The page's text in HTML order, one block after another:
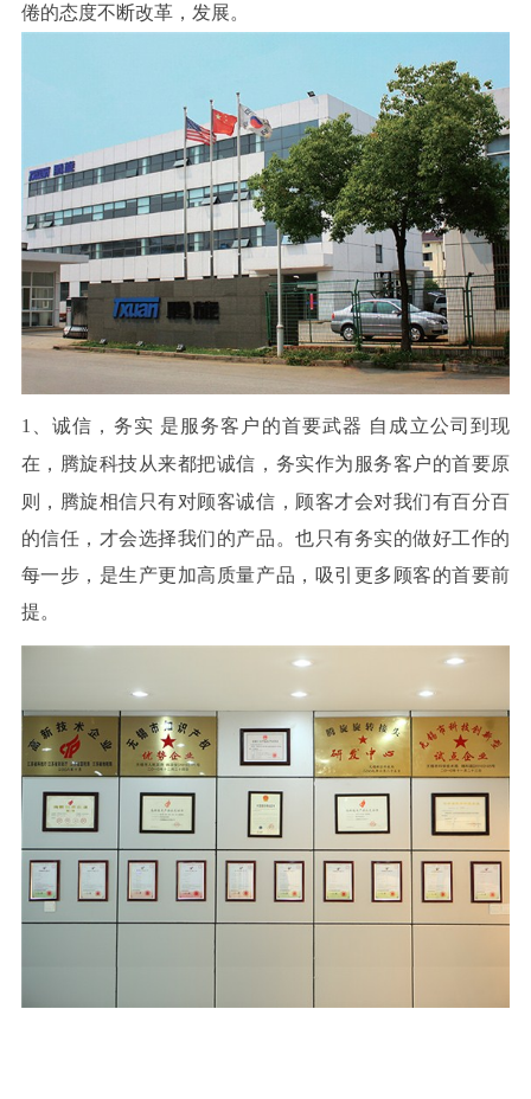
倦的态度不断改革，发展。
1
、诚信，务实 是服务客户的首要武器 自成立公司到现
在，腾旋科技从来都把诚信， 务实作为服务客户的首要原
则，腾旋相信只有对顾客诚信，顾客才会对我们有百分百
的信任，才会选择我们的产品。也只有务实的做好工作的
每一步，是生产更加高质量产品，吸引更多顾客的首要前
提。